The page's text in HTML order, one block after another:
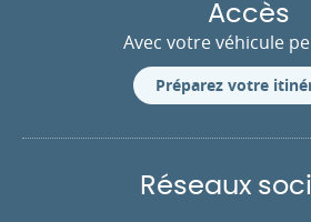
Accès
Avec votre véhicule
Préparez votre
Réseaux